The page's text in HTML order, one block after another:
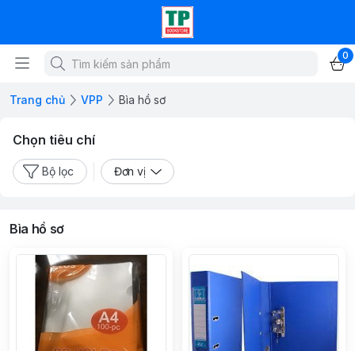
0
Trang chủ VPP Bìa hồ sơ
Chọn tiêu chí
Bộ lọc Đơn vị
Bìa hồ sơ